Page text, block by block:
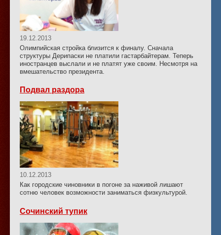
19.12.2013
Олимпийская стройка близится к финалу. Сначала
структуры Дерипаски не платили гастарбайтерам. Теперь
иностранцев выслали и не платят уже своим. Несмотря на
вмешательство президента.
Подвал раздора
10.12.2013
Как городские чиновники в погоне за наживой лишают
сотню человек возможности заниматься физкультурой.
Сочинский тупик